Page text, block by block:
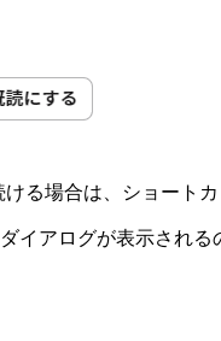
る場合は、ショート
イアログが表示される